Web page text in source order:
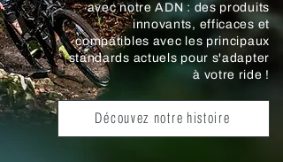
avec notre ADN : des produits
innovants, efficaces et
compatibles avec les principaux
standards actuels pour s'adapter
à votre ride !
Découvez notre histoire